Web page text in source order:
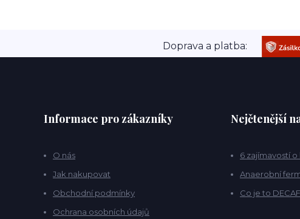
Doprava a platba:
Informace pro zákazníky
O nás
Jak nakupovat
Obchodní podmínky
Ochrana osobních údajů
Nejčtenější
6 zajímavostí o
Anaerobní
Co je to